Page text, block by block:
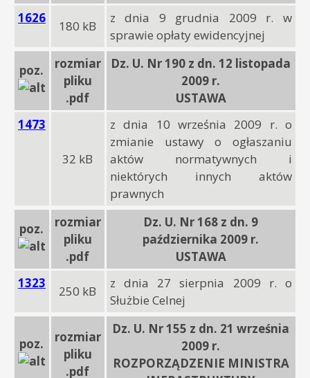
1626
180 kB
z dnia 9 grudnia 2009 r. w
sprawie opłaty ewidencyjnej
poz.
rozmiar
pliku
.pdf
Dz. U. Nr 190 z dn. 12 listopada
2009 r.
USTAWA
1473
32 kB
z dnia 10 września 2009 r. o
zmianie ustawy o ogłaszaniu
aktów normatywnych i
niektórych innych aktów
prawnych
poz.
rozmiar
pliku
.pdf
Dz. U. Nr 168 z dn. 9
października 2009 r.
USTAWA
1323
250 kB
z dnia 27 sierpnia 2009 r. o
Służbie Celnej
poz.
rozmiar
pliku
.pdf
Dz. U. Nr 155 z dn. 21 września
2009 r.
ROZPORZĄDZENIE MINISTRA